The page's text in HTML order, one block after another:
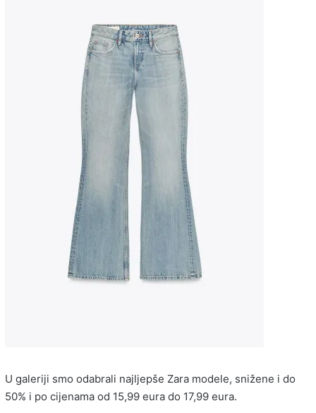
U galeriji smo odabrali najljepše Zara modele, snižene i do
50% i po cijenama od 15,99 eura do 17,99 eura.